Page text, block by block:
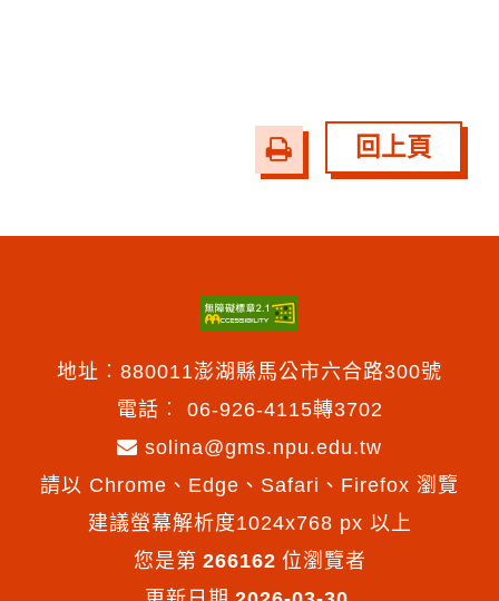
友
善
印
回上頁
地址︰880011澎湖縣馬公市六合路300號
電話︰ 06-926-4115轉3702
solina@gms.npu.edu.tw
請以 Chrome、Edge、Safari、Firefox 瀏覽
建議螢幕解析度1024x768 px 以上
您是第 266162 位瀏覽者